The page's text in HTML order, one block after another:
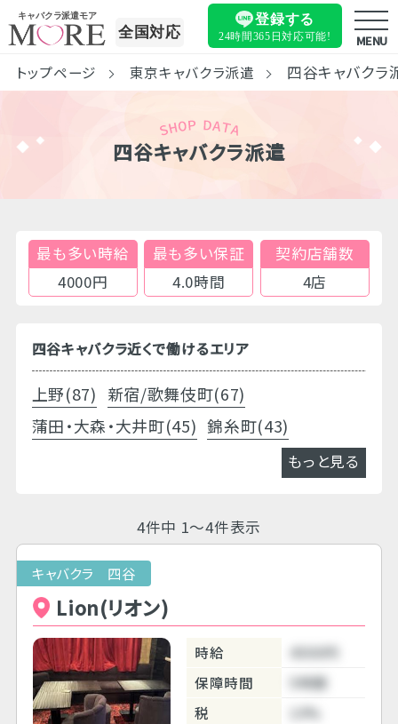
キャバクラ派遣モア
全国対応
登録する
24時間365日対応可能! MENU
トップページ 東京キャバクラ派遣 四谷キャバクラ
四谷キャバクラ派遣
最も多い時給
4000円
最も多い保証
4.0時間
契約店舗数
4店
四谷キャバクラ近くで働けるエリア
上野(87) 新宿/歌舞伎町(67)
蒲田・大森・大井町(45) 錦糸町(43)
もっと見る
4件中 1～4件表示
キャバクラ 四谷
Lion(リオン)
時給
4500円
保障時間
5時間
税
10%